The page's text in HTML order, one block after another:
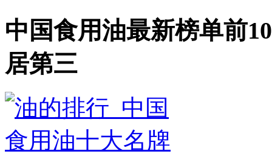
中国食用油最新榜单前
居第三